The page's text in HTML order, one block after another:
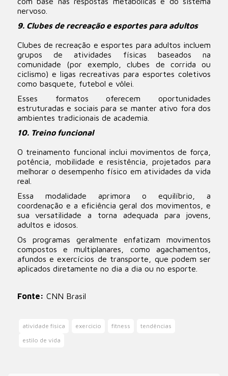
nervoso.
9. Clubes de recreação e esportes para adultos
Clubes de recreação e esportes para adultos incluem
grupos de atividades físicas baseados na
comunidade (por exemplo, clubes de corrida ou
ciclismo) e ligas recreativas para esportes coletivos
como basquete, futebol e vôlei.
Esses formatos oferecem oportunidades
estruturadas e sociais para se manter ativo fora dos
ambientes tradicionais de academia.
10. Treino funcional
O treinamento funcional inclui movimentos de força,
potência, mobilidade e resistência, projetados para
melhorar o desempenho físico em atividades da vida
real.
Essa modalidade aprimora o equilíbrio, a
coordenação e a eficiência geral dos movimentos, e
sua versatilidade a torna adequada para jovens,
adultos e idosos.
Os programas geralmente enfatizam movimentos
compostos e multiplanares, como agachamentos,
afundos e exercícios de transporte, que podem ser
aplicados diretamente no dia a dia ou no esporte.
Fonte: CNN Brasil
atividade física exercicio fitness
tendências
estilo de vida